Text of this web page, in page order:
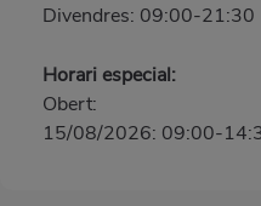
Divendres: 09:00-21:30
Horari especial:
Obert:
15/08/2026: 09:00-